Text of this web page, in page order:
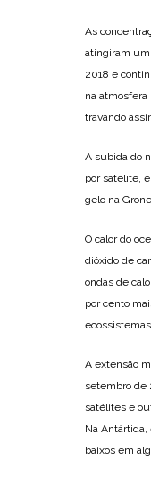
As
atingiram um
2018 e
na atmosfera
travando
A subida do
por satélite,
gelo na
O calor do
dióxido de
ondas de
por cento
A extensão
setembro de
satélites e
Na
baixos em